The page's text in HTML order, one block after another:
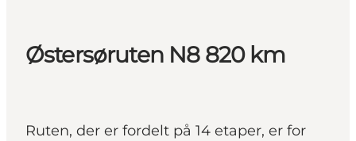
Østersøruten N8 820 km
Ruten, der er fordelt på 14 etaper, er for